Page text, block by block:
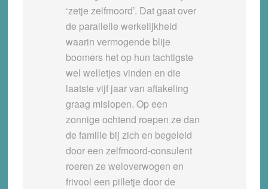
‘zetje zelfmoord’. Dat gaat over
de parallelle werkelijkheid
waarin vermogende blije
boomers het op hun tachtigste
wel welletjes vinden en die
laatste vijf jaar van aftakeling
graag mislopen. Op een
zonnige ochtend roepen ze dan
de familie bij zich en begeleid
door een zelfmoord-consulent
roeren ze weloverwogen en
frivool een pilletje door de